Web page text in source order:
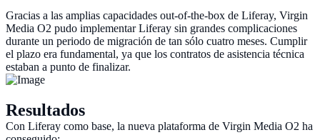
Gracias a las amplias capacidades out-of-the-box de Liferay, Virgin
Media O2 pudo implementar Liferay sin grandes complicaciones
durante un periodo de migración de tan sólo cuatro meses. Cumplir
el plazo era fundamental, ya que los contratos de asistencia técnica
estaban a punto de finalizar.
Resultados
Con Liferay como base, la nueva plataforma de Virgin Media O2 ha